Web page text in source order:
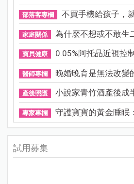
部落客專欄 不買手機給孩子，
家庭關係 為什麼不想或不敢生
寶貝健康 0.05%阿托品近視控
醫師專欄 晚婚晚育是無法改變
產後照護 小說家青竹酒產後成
專家專欄 守護寶寶的黃金睡眠
試用募集